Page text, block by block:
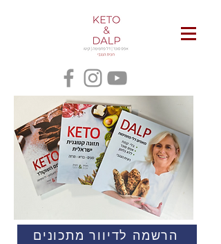
הרשמה לדיוור מתכונים